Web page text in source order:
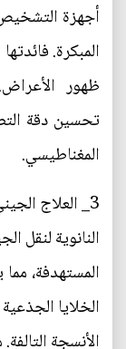
أجهزة
المبكرة.
ظهور
تحسين دقة
المغناطيسي.
3_ العلاج
النانوية لنقل
المستهدفة،
الخلايا
الأنسجة